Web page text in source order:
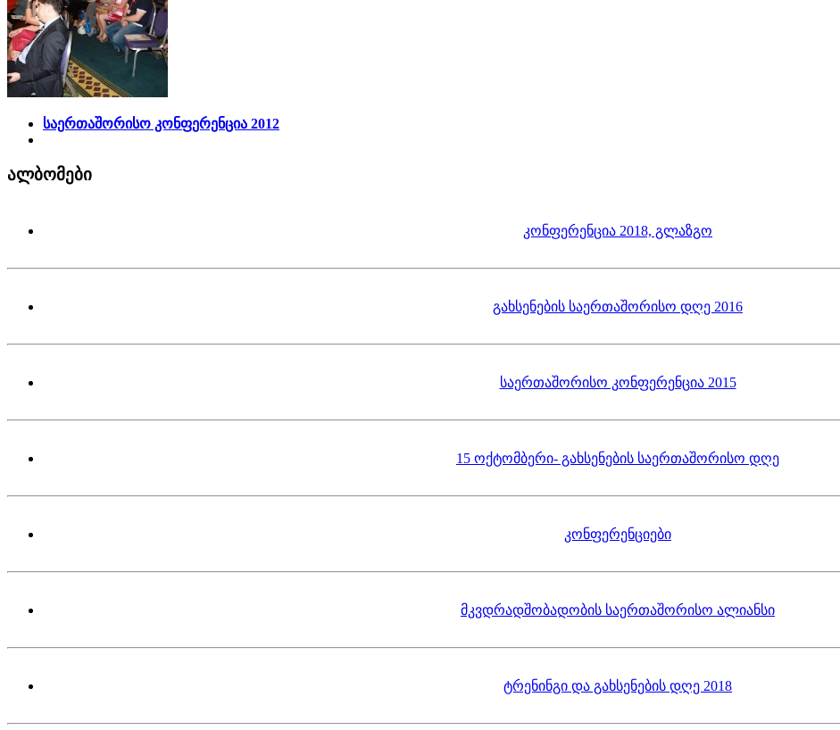
საერთაშორისო კონფერენცია 2012
ალბომები
კონფერენცია 2018, გლაზგო
გახსენების საერთაშორისო დღე 2016
საერთაშორისო კონფერენცია 2015
15 ოქტომბერი- გახსენების საერთაშორისო დღე
კონფერენციები
მკვდრადშობადობის საერთაშორისო ალიანსი
ტრენინგი და გახსენების დღე 2018